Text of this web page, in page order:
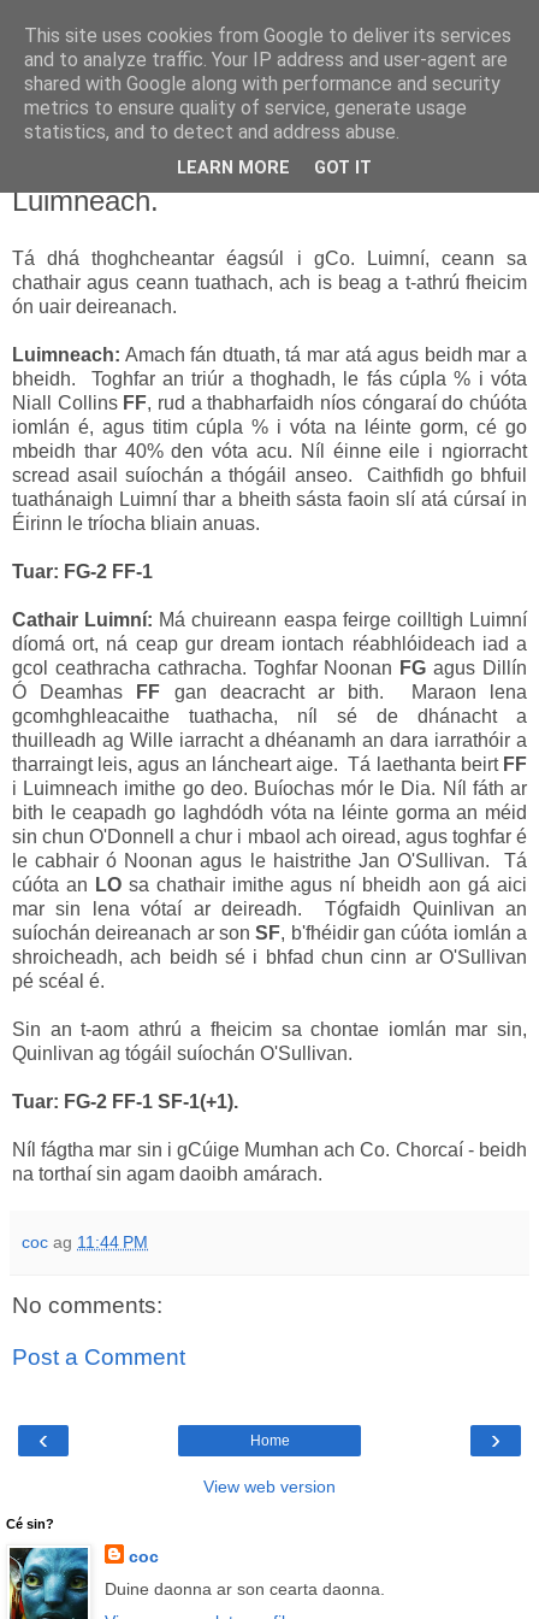
Uathachas in Éirinn
Ar aghaidh go deo go mbeirimid bua!
Luimneach.
Tá dhá thoghcheantar éagsúl i gCo. Luimní, ceann sa
chathair agus ceann tuathach, ach is beag a t-athrú fheicim
ón uair deireanach.
Luimneach: Amach fán dtuath, tá mar atá agus beidh mar a
bheidh. Toghfar an triúr a thoghadh, le fás cúpla % i vóta
Niall Collins FF, rud a thabharfaidh níos cóngaraí do chúóta
iomlán é, agus titim cúpla % i vóta na léinte gorm, cé go
mbeidh thar 40% den vóta acu. Níl éinne eile i ngiorracht
scread asail suíochán a thógáil anseo. Caithfidh go bhfuil
tuathánaigh Luimní thar a bheith sásta faoin slí atá cúrsaí in
Éirinn le tríocha bliain anuas.
Tuar: FG-2 FF-1
Cathair Luimní: Má chuireann easpa feirge coilltigh Luimní
díomá ort, ná ceap gur dream iontach réabhlóideach iad a
gcol ceathracha cathracha. Toghfar Noonan FG agus Dillín
Ó Deamhas
FF gan deacracht ar bith. Maraon lena
gcomhghleacaithe tuathacha, níl sé de dhánacht a
thuilleadh ag Wille iarracht a dhéanamh an dara iarrathóir a
tharraingt leis, agus an láncheart aige. Tá laethanta beirt FF
i Luimneach imithe go deo. Buíochas mór le Dia. Níl fáth ar
bith le ceapadh go laghdódh vóta na léinte gorma an méid
sin chun O'Donnell a chur i mbaol ach oiread, agus toghfar é
le cabhair ó Noonan agus le haistrithe Jan O'Sullivan. Tá
cúóta an LOsa chathair imithe agus ní bheidh aon gá aici
mar sin lena vótaí ar deireadh. Tógfaidh Quinlivan an
suíochán deireanach ar sonSF, b'fhéidir gan cúóta iomlán a
shroicheadh, ach beidh sé i bhfad chun cinn ar O'Sullivan
pé scéal é.
Sin an t-aom athrú a fheicim sa chontae iomlán mar sin,
Quinlivan ag tógáil suíochán O'Sullivan.
Tuar: FG-2 FF-1 SF-1(+1).
Níl fágtha mar sin i gCúige Mumhan ach Co. Chorcaí - beidh
na torthaí sin agam daoibh amárach.
coc ag 11:44 PM
No comments:
Post a Comment
‹ ›
Home
View web version
Cé sin?
coc
Duine daonna ar son cearta daonna.
This site uses cookies from Google to deliver its services
and to analyze traffic. Your IP address and user-agent are
shared with Google along with performance and security
metrics to ensure quality of service, generate usage
statistics, and to detect and address abuse.
LEARN MORE GOT IT